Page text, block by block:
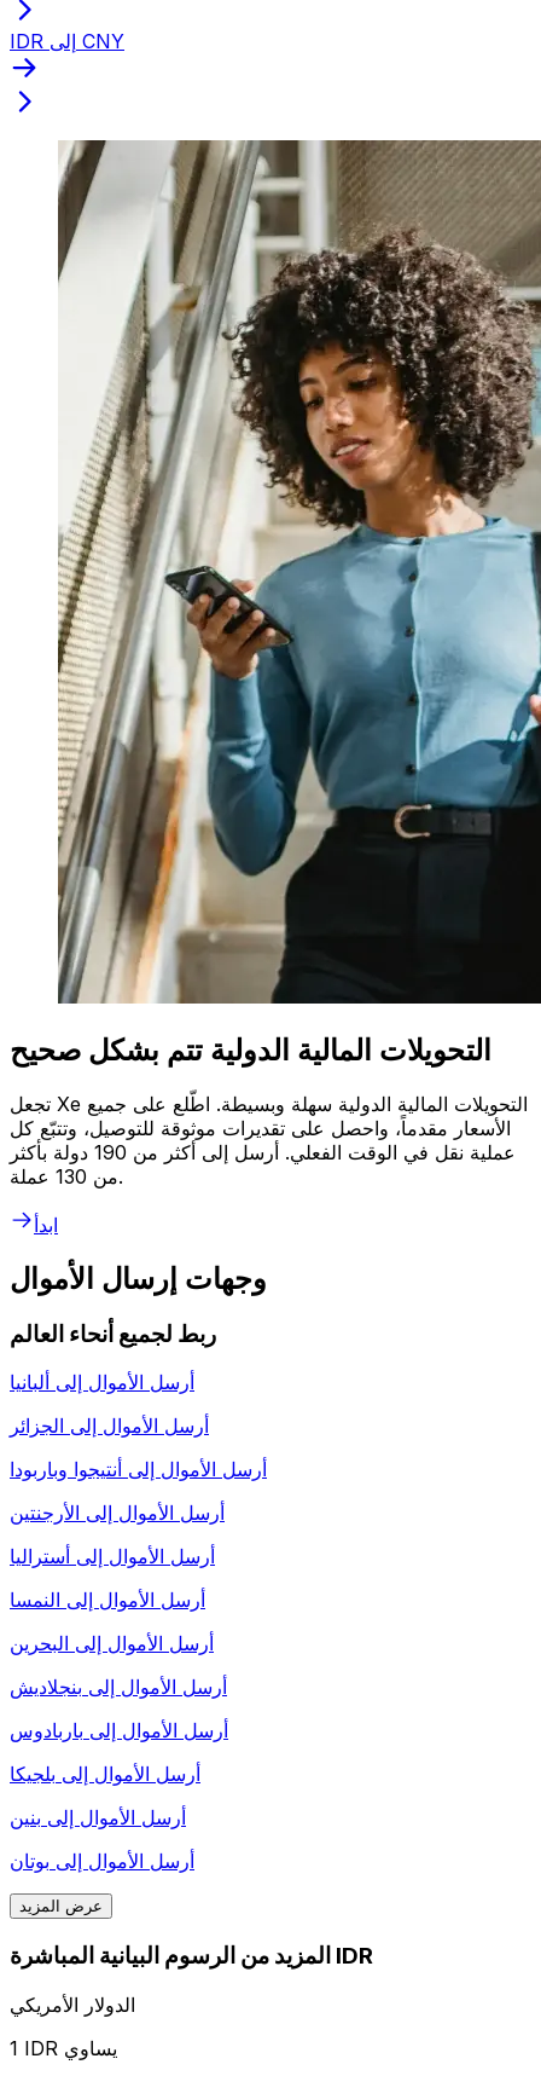
IDR إلى CNY
التحويلات المالية الدولية تتم بشكل صحيح
تجعل Xe التحويلات المالية الدولية سهلة وبسيطة. اطّلع على جميع
الأسعار مقدماً، واحصل على تقديرات موثوقة للتوصيل، وتتبّع كل
عملية نقل في الوقت الفعلي. أرسل إلى أكثر من 190 دولة بأكثر
من 130 عملة.
ابدأ
وجهات إرسال الأموال
ربط لجميع أنحاء العالم
أرسل الأموال إلى ألبانيا
أرسل الأموال إلى الجزائر
أرسل الأموال إلى أنتيجوا وباربودا
أرسل الأموال إلى الأرجنتين
أرسل الأموال إلى أستراليا
أرسل الأموال إلى النمسا
أرسل الأموال إلى البحرين
أرسل الأموال إلى بنجلاديش
أرسل الأموال إلى باربادوس
أرسل الأموال إلى بلجيكا
أرسل الأموال إلى بنين
أرسل الأموال إلى بوتان
عرض المزيد
المزيد من الرسوم البيانية المباشرة IDR
الدولار الأمريكي
1 IDR يساوي